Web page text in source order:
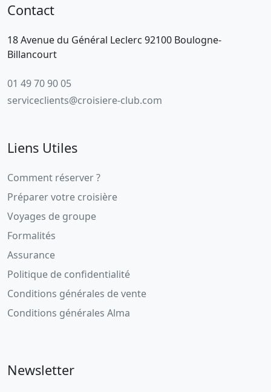
Contact
18 Avenue du Général Leclerc 92100 Boulogne-
Billancourt
01 49 70 90 05
serviceclients@croisiere-club.com
Liens Utiles
Comment réserver ?
Préparer votre croisière
Voyages de groupe
Formalités
Assurance
Politique de confidentialité
Conditions générales de vente
Conditions générales Alma
Newsletter